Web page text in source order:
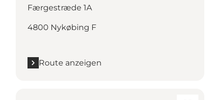
Færgestræde 1A
4800 Nykøbing F
Route anzeigen